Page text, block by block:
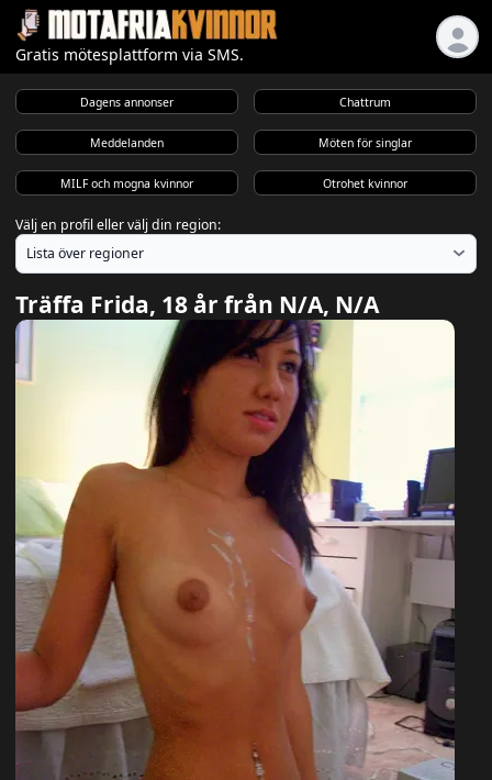
Gratis mötesplattform via SMS.
Dagens annonser Chattrum
Meddelanden Möten för singlar
MILF och mogna kvinnor Otrohet kvinnor
Välj en profil eller välj din region:
Träffa Frida, 18 år från N/A, N/A